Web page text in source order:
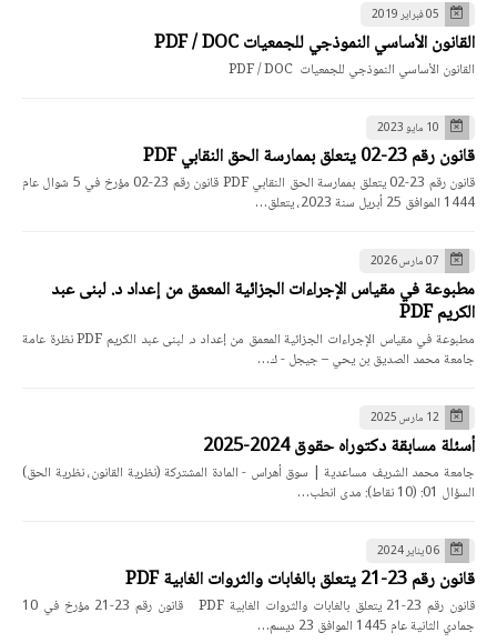
05 فبراير 2019
القانون الأساسي النموذجي للجمعيات PDF / DOC
القانون الأساسي النموذجي للجمعيات PDF / DOC
10 مايو 2023
قانون رقم 23-02 يتعلق بممارسة الحق النقابي PDF
قانون رقم 23-02 يتعلق بممارسة الحق النقابي PDF قانون رقم 23-02 مؤرخ في 5 شوال عام
1444 الموافق 25 أبريل سنة 2023، يتعلق…
07 مارس 2026
مطبوعة في مقياس الإجراءات الجزائية المعمق من إعداد د. لبنى عبد
الكريم PDF
مطبوعة في مقياس الإجراءات الجزائية المعمق من إعداد د. لبنى عبد الكريم PDF نظرة عامة
جامعة محمد الصديق بن يحي – جيجل - ك…
12 مارس 2025
أسئلة مسابقة دكتوراه حقوق 2024-2025
جامعة محمد الشريف مساعدية | سوق أهراس - المادة المشتركة (نظرية القانون، نظرية الحق)
السؤال 01: (10 نقاط): مدى انطب…
06 يناير 2024
قانون رقم 23-21 يتعلق بالغابات والثروات الغابية PDF
قانون رقم 23-21 يتعلق بالغابات والثروات الغابية PDF قانون رقم 23-21 مؤرخ في 10
جمادي الثانية عام 1445 الموافق 23 ديسم…